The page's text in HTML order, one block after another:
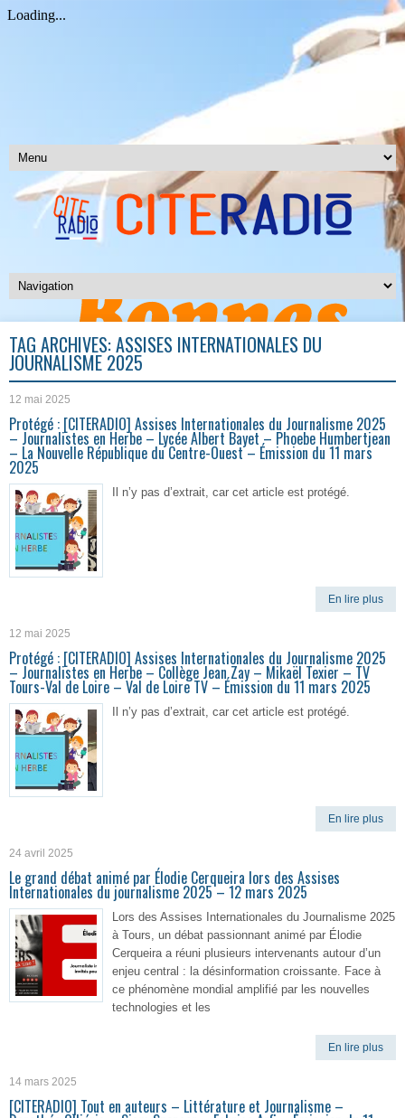
TAG ARCHIVES:ASSISES INTERNATIONALES DU
JOURNALISME 2025
12 mai 2025
Protégé : [CITERADIO] Assises Internationales du Journalisme 2025
– Journalistes en Herbe – Lycée Albert Bayet – Phoebe Humbertjean
– La Nouvelle République du Centre-Ouest – Émission du 11 mars
2025
Il n’y pas d’extrait, car cet article est protégé.
En lire plus
12 mai 2025
Protégé : [CITERADIO] Assises Internationales du Journalisme 2025
– Journalistes en Herbe – Collège Jean Zay – Mikaël Texier – TV
Tours-Val de Loire – Val de Loire TV – Émission du 11 mars 2025
Il n’y pas d’extrait, car cet article est protégé.
En lire plus
24 avril 2025
Le grand débat animé par Élodie Cerqueira lors des Assises
Internationales du journalisme 2025 – 12 mars 2025
Lors des Assises Internationales du Journalisme 2025
à Tours, un débat passionnant animé par Élodie
Cerqueira a réuni plusieurs intervenants autour d’un
enjeu central : la désinformation croissante. Face à
ce phénomène mondial amplifié par les nouvelles
technologies et les
En lire plus
14 mars 2025
[CITERADIO] Tout en auteurs – Littérature et Journalisme –